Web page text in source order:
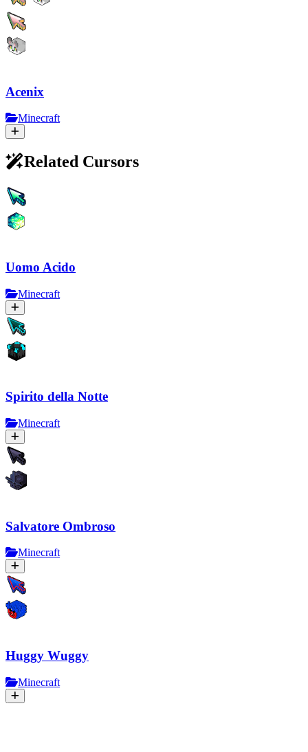
Acenix
Minecraft
Related Cursors
Uomo Acido
Minecraft
Spirito della Notte
Minecraft
Salvatore Ombroso
Minecraft
Huggy Wuggy
Minecraft